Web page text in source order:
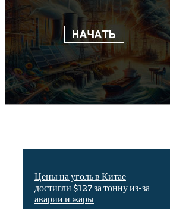
Цены на уголь в Китае
достигли $127 за тонну из-за
аварии и жары